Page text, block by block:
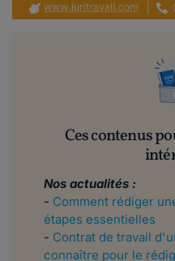
Ces contenus
Nos actualités :
- Comment rédiger
étapes essentielles
- Contrat de travail
connaître pour le